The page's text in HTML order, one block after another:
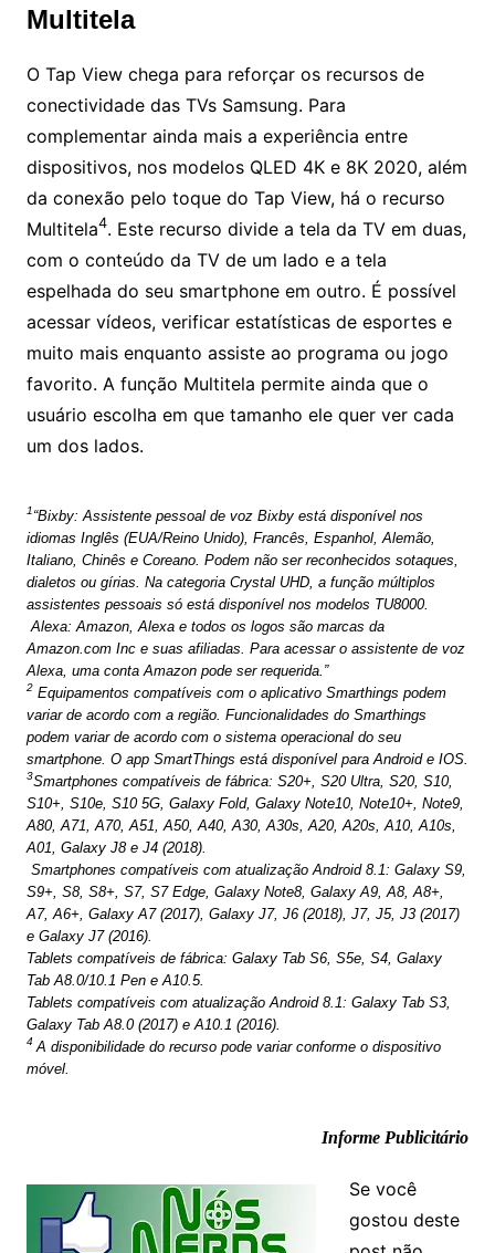
Multitela
O Tap View chega para reforçar os recursos de
conectividade das TVs Samsung. Para
complementar ainda mais a experiência entre
dispositivos, nos modelos QLED 4K e 8K 2020, além
da conexão pelo toque do Tap View, há o recurso
Multitela4. Este recurso divide a tela da TV em duas,
com o conteúdo da TV de um lado e a tela
espelhada do seu smartphone em outro. É possível
acessar vídeos, verificar estatísticas de esportes e
muito mais enquanto assiste ao programa ou jogo
favorito. A função Multitela permite ainda que o
usuário escolha em que tamanho ele quer ver cada
um dos lados.
1“Bixby: Assistente pessoal de voz Bixby está disponível nos
idiomas Inglês (EUA/Reino Unido), Francês, Espanhol, Alemão,
Italiano, Chinês e Coreano. Podem não ser reconhecidos sotaques,
dialetos ou gírias. Na categoria Crystal UHD, a função múltiplos
assistentes pessoais só está disponível nos modelos TU8000.
Alexa: Amazon, Alexa e todos os logos são marcas da
Amazon.com Inc e suas afiliadas. Para acessar o assistente de voz
Alexa, uma conta Amazon pode ser requerida.”
2 Equipamentos compatíveis com o aplicativo Smarthings podem
variar de acordo com a região. Funcionalidades do Smarthings
podem variar de acordo com o sistema operacional do seu
smartphone. O app SmartThings está disponível para Android e IOS.
3Smartphones compatíveis de fábrica: S20+, S20 Ultra, S20, S10,
S10+, S10e, S10 5G, Galaxy Fold, Galaxy Note10, Note10+, Note9,
A80, A71, A70, A51, A50, A40, A30, A30s, A20, A20s, A10, A10s,
A01, Galaxy J8 e J4 (2018).
Smartphones compatíveis com atualização Android 8.1: Galaxy S9,
S9+, S8, S8+, S7, S7 Edge, Galaxy Note8, Galaxy A9, A8, A8+,
A7, A6+, Galaxy A7 (2017), Galaxy J7, J6 (2018), J7, J5, J3 (2017)
e Galaxy J7 (2016).
Tablets compatíveis de fábrica: Galaxy Tab S6, S5e, S4, Galaxy
Tab A8.0/10.1 Pen e A10.5.
Tablets compatíveis com atualização Android 8.1: Galaxy Tab S3,
Galaxy Tab A8.0 (2017) e A10.1 (2016).
4 A disponibilidade do recurso pode variar conforme o dispositivo
móvel.
Informe Publicitário
Se você
gostou deste